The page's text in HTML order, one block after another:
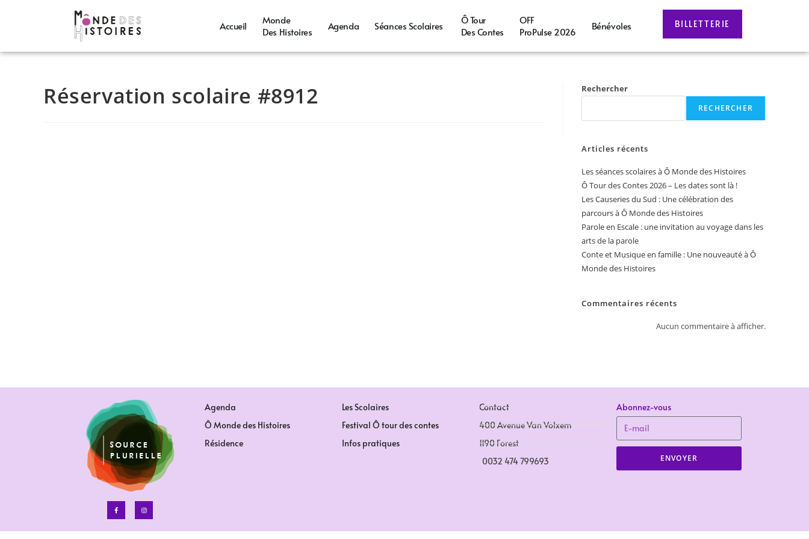
Accueil
Monde
Des Histoires
Agenda Séances Scolaires
Ô Tour
Des Contes
OFF
ProPulse 2026
Bénévoles BILLETTERIE
Réservation scolaire #8912 Rechercher
RECHERCHER
Articles récents
Les séances scolaires à Ô Monde des Histoires
Ô Tour des Contes 2026 – Les dates sont là !
Les Causeries du Sud : Une célébration des
parcours à Ô Monde des Histoires
Parole en Escale : une invitation au voyage dans les
arts de la parole
Conte et Musique en famille : Une nouveauté à Ô
Monde des Histoires
Commentaires récents
Aucun commentaire à afficher.
Agenda
Ô Monde des Histoires
Résidence
Les Scolaires
Festival Ô tour des contes
Infos pratiques
Contact
400 Avenue Van Volxem
1190 Forest
0032 474 799693
Abonnez-vous
ENVOYER